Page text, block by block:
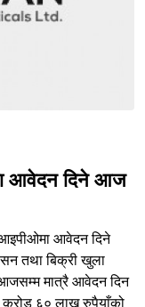
आवेदन दिने आज
आइपीओमा आवेदन दिने
तथा बिक्री खुला
मात्रै आवेदन दिन
६० लाख रुपैयाँको